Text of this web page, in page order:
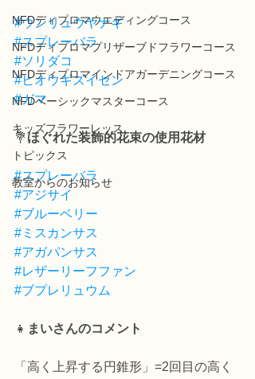
NFDディプロマウエディングコース
NFDディプロマプリザーブドフラワーコース
NFDディプロマインドアガーデニングコース
NFDベーシックマスターコース
キッズフラワーレッス
トピックス
教室からのお知らせ
#ウンリュウヤナギ
#スプレーバラ
#ソリダコ
#ヒオウギズイセン
#ガマ
💐ほぐれた装飾的花束の使用花材
#スプレーバラ
#アジサイ
#ブルーベリー
#ミスカンサス
#アガパンサス
#レザーリーフファン
#ブプレリュウム
👧 まいさんのコメント
「高く上昇する円錐形」=2回目の高く